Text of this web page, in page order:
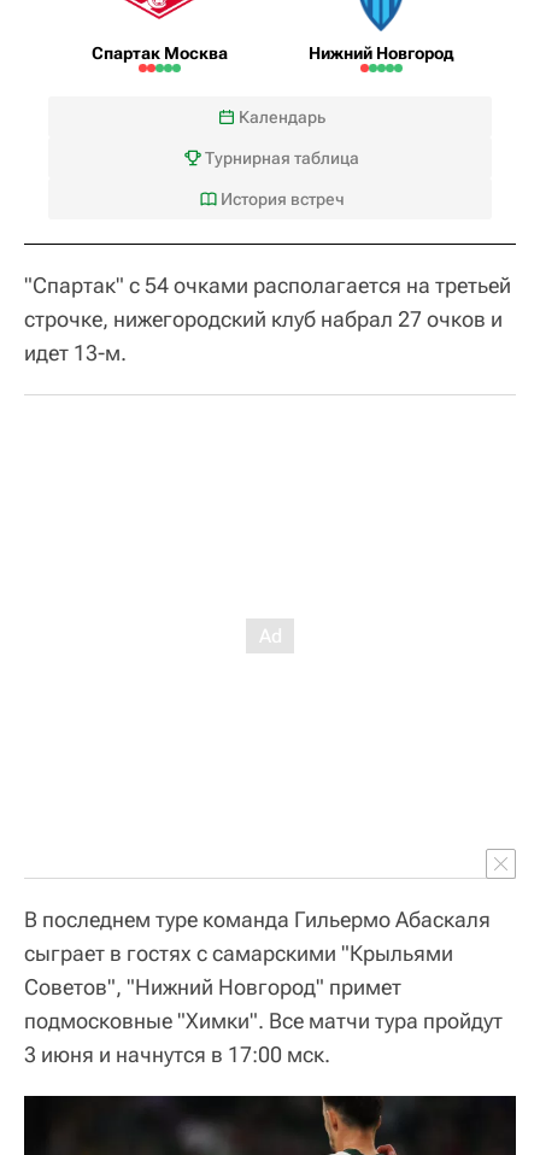
Спартак Москва Нижний Новгород
Календарь
Турнирная таблица
История встреч
"Спартак" с 54 очками располагается на третьей
строчке, нижегородский клуб набрал 27 очков и
идет 13-м.
В последнем туре команда Гильермо Абаскаля
сыграет в гостях с самарскими "Крыльями
Советов", "Нижний Новгород" примет
подмосковные "Химки". Все матчи тура пройдут
3 июня и начнутся в 17:00 мск.